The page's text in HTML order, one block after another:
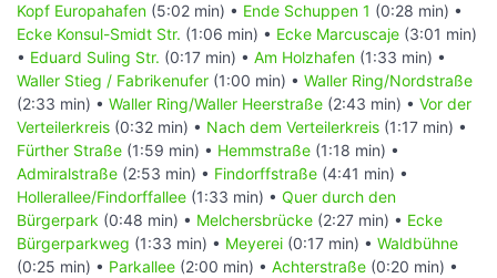
Kopf Europahafen (5:02 min) • Ende Schuppen 1 (0:28 min) •
Ecke Konsul-Smidt Str. (1:06 min) • Ecke Marcuscaje (3:01 min)
• Eduard Suling Str. (0:17 min) • Am Holzhafen (1:33 min) •
Waller Stieg / Fabrikenufer (1:00 min) • Waller Ring/Nordstraße
(2:33 min) • Waller Ring/Waller Heerstraße (2:43 min) • Vor der
Verteilerkreis (0:32 min) • Nach dem Verteilerkreis (1:17 min) •
Fürther Straße (1:59 min) • Hemmstraße (1:18 min) •
Admiralstraße (2:53 min) • Findorffstraße (4:41 min) •
Hollerallee/Findorffallee (1:33 min) • Quer durch den
Bürgerpark (0:48 min) • Melchersbrücke (2:27 min) • Ecke
Bürgerparkweg (1:33 min) • Meyerei (0:17 min) • Waldbühne
(0:25 min) • Parkallee (2:00 min) • Achterstraße (0:20 min) •